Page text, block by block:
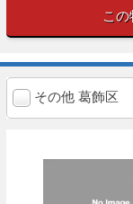
こ
その他 葛飾区